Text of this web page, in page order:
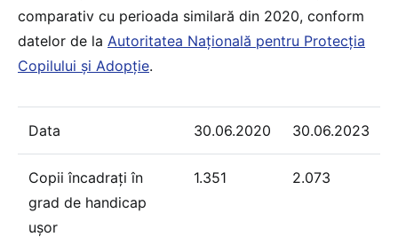
comparativ cu perioada similară din 2020, conform
datelor de la Autoritatea Naţională pentru Protecţia
Copilului şi Adopţie.
Data 30.06.2020 30.06.2023
Copii încadraţi în
grad de handicap
uşor
1.351 2.073